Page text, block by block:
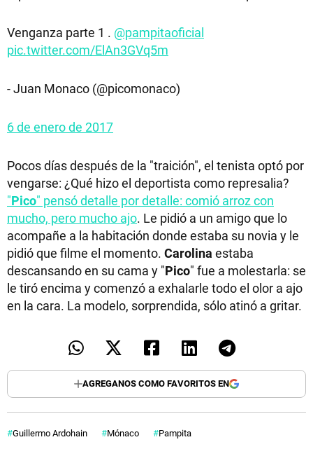
Venganza parte 1 . @pampitaoficial
pic.twitter.com/ElAn3GVq5m
- Juan Monaco (@picomonaco)
6 de enero de 2017
Pocos días después de la "traición", el tenista optó por
vengarse: ¿Qué hizo el deportista como represalia?
"Pico" pensó detalle por detalle: comió arroz con
mucho, pero mucho ajo. Le pidió a un amigo que lo
acompañe a la habitación donde estaba su novia y le
pidió que filme el momento. Carolina estaba
descansando en su cama y "Pico" fue a molestarla: se
le tiró encima y comenzó a exhalarle todo el olor a ajo
en la cara. La modelo, sorprendida, sólo atinó a gritar.
AGREGANOS COMO FAVORITOS EN
Guillermo Ardohain Mónaco Pampita